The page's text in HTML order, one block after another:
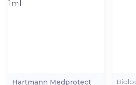
Hartmann Medprotect